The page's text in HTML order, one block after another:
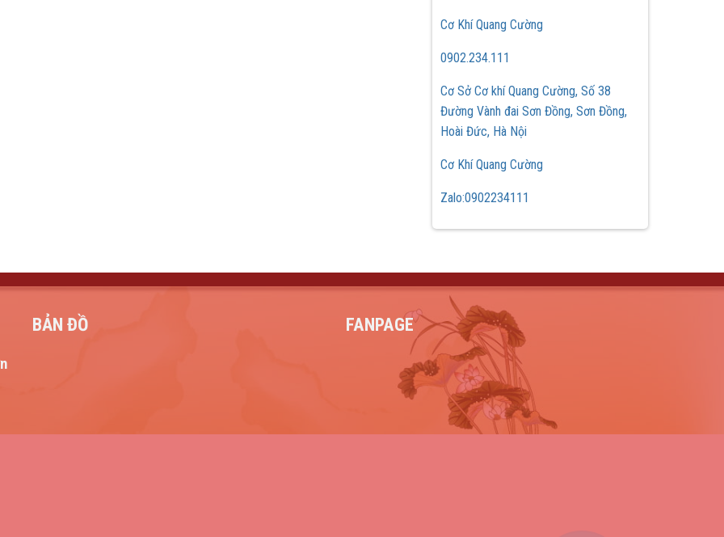
Cơ Khí Quang Cường
0902.234.111
Cơ Sở Cơ khí Quang Cường, Số 38
Đường Vành đai Sơn Đồng, Sơn Đồng,
Hoài Đức, Hà Nội
Cơ Khí Quang Cường
Zalo:0902234111
BẢN ĐỒ FANPAGE